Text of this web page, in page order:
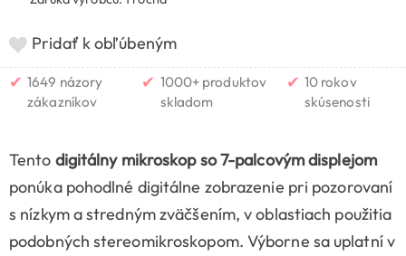
Pridať k obľúbeným
✔ 1649 názory
zákazníkov
✔ 1000+ produktov
skladom
✔ 10 rokov
skúsenosti
Tento digitálny mikroskop so 7-palcovým displejom
ponúka pohodlné digitálne zobrazenie pri pozorovaní
s nízkym a stredným zväčšením, v oblastiach použitia
podobných stereomikroskopom. Výborne sa uplatní v